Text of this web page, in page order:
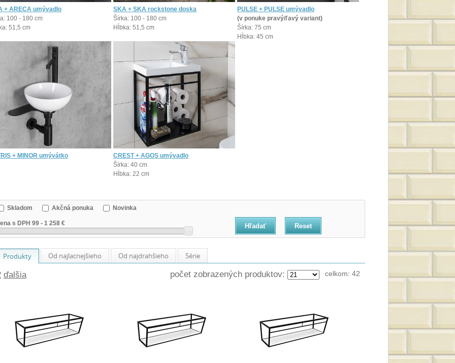
+ ARECA umývadlo
100 - 180 cm
51,5 cm
SKA + SKA rockstone doska
Šírka: 100 - 180 cm
Hĺbka: 51,5 cm
PULSE + PULSE umývadlo
(v ponuke pravý/ľavý variant)
Šírka: 75 cm
Hĺbka: 45 cm
+ MINOR umývátko
CREST + AGOS umývadlo
Šírka: 40 cm
Hĺbka: 22 cm
Skladom Akčná ponuka Novinka
s DPH 99 - 1 258 € Reset
Produkty Od najlacnejšieho Od najdrahšieho Série
ďalšia počet zobrazených produktov: celkom: 42